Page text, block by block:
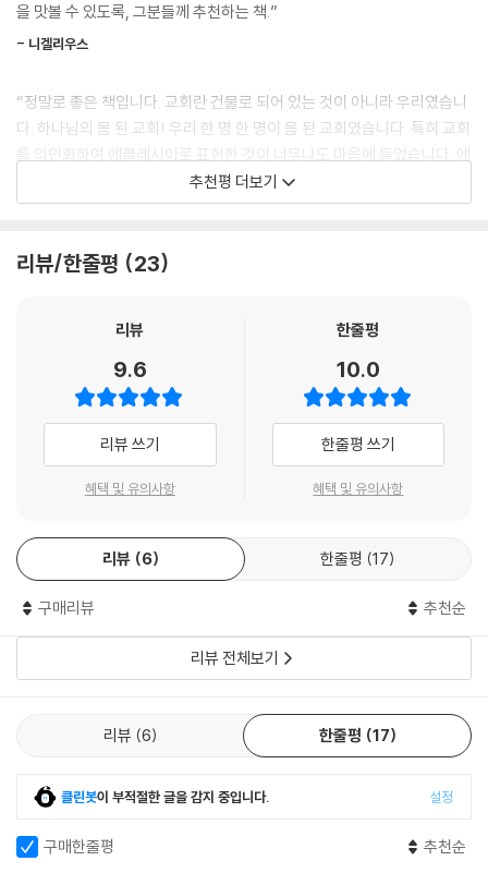
않고, 그리스도인들 스스로에게 질문을 던질 수 있도록 이끈다. 그리스도
인들이 자기 꿈과 자아실현만을 추구하고 기도하는 현실과, 교회가 더 좋
게 겹쳐지며, 결국 그리스도인 개개인과 교회가 같은 문제를 공유하고 있
음을 드러낸다. 회복의 과정은 교회가 먹어야 할 참된 양식인 ‘진리의 빵’의
재료들을 찾아가는 추리로 전개된다. 초기 교회와 종교개혁을 아우르는 교
회사 속의 실제 인물들을 등장시켜서 풀어가는 후반부 내용은, 초반의 날
카로운 전개와는 또 다른 감동과 뜨거운 도전을 준다. 교회 된 우리를 다시
을 내용으로 가득하다. 쉽고 재미있지만 결코 가볍지 않은 메시지로 부담
을 맛볼 수 있도록, 그분들께 추천하는 책.”
- 니겔리우스
“정말로 좋은 책입니다. 교회란 건물로 되어 있는 것이 아니라 우리였습니
다. 하나님의 몸 된 교회! 우리 한 명 한 명이 몸 된 교회였습니다. 특히 교회
를 의인화하여 에클레시아로 표현한 것이 너무나도 마음에 들었습니다. 에
끌이 먹고 있는 잘못된 약을 내가 먹고 있었고, 내가 진정 먹어야 하는 것은
에빵인 하나님의 말씀이었습니다. 이 책은 만화로 되어 있지만 한 번만 읽
더 깊이 묵상하고 싶습니다! 세상의 악한 모든 것 벗어버리고 오직 예수님
“요즘 시대에 진짜 올바른 그리스도인의 모습이 뭔지 깊이 깨달았다. 우리
가 따라야 할 전통교회의 모습은 어땠는지, 어떻게 해서 기독교가 전과 다
르게 변했는지도 많이 배웠고 만화라서 쉽고 흥미진진해 빠르게 페이지를
넘겼다. 모든 기독교인들에게 강력추천!!!”
“만화로 되어 있어서 읽기도 편하고(그림이 참 이쁨) 전하고자 하는 분명
한 메시지가 스르륵 하고 마음속에 잘 전달된다. 우리에게 교회의 의미는
무엇인지, 우리의 교회는 어떠해야 하는지, 몸 된 교회인 우리의 삶은 어떠
해야 할지 묵상해볼 좋은 기회가 됐다.”
- 연우일기
추천평 더보기
리뷰/한줄평 23
리뷰
9.6
리뷰 쓰기
혜택 및 유의사항
한줄평
10.0
한줄평 쓰기
혜택 및 유의사항
리뷰 6 한줄평 17
구매리뷰 추천순
리뷰 전체보기
리뷰 6 한줄평 17
클린봇이 부적절한 글을 감지 중입니다. 설정
구매한줄평 추천순